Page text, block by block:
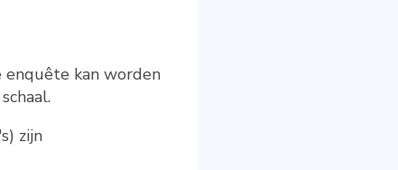
enquête kan worden
zijn